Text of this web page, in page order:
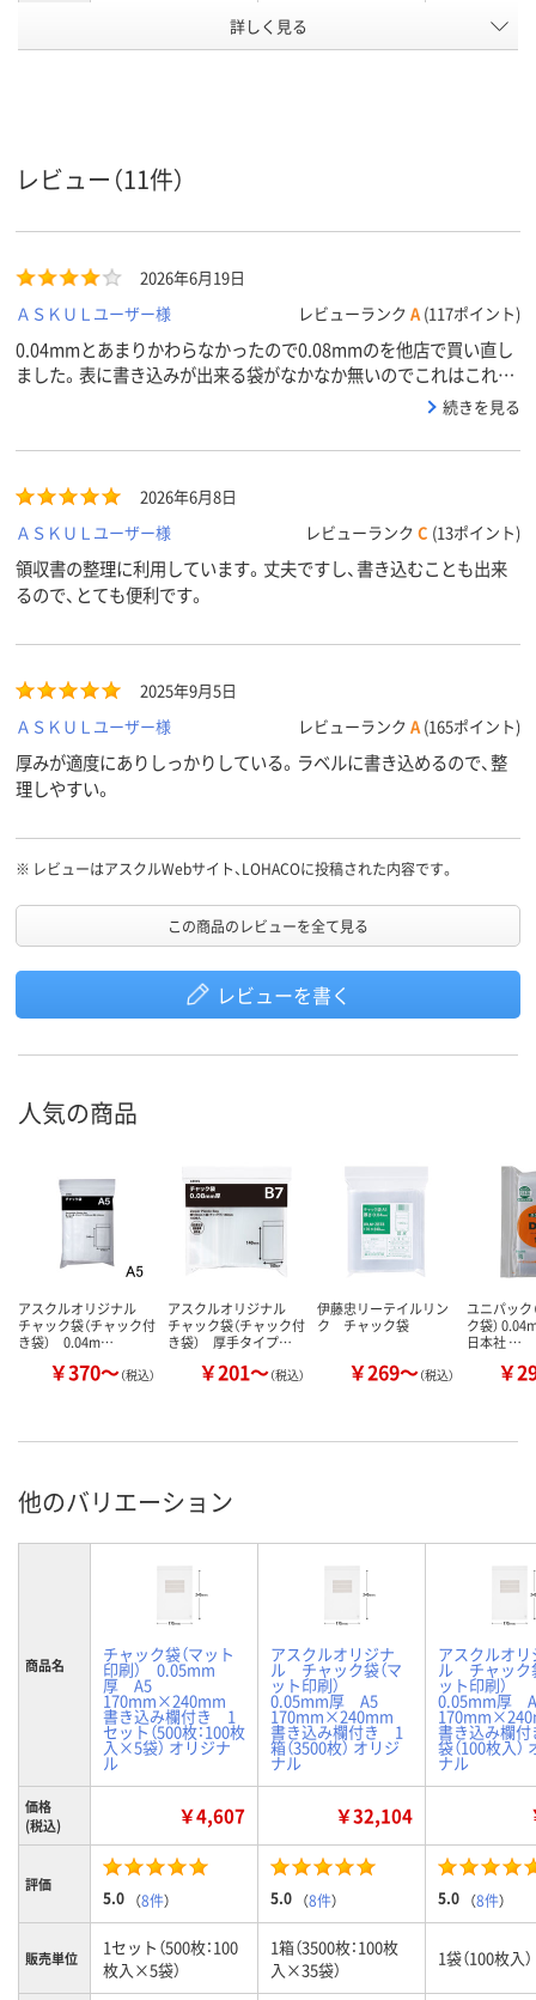
袋入り（吊しひもな
し）
袋入り（吊しひもな
し）
袋入り（吊し
し）
LDPE（ツルツルタイ
プ）
アスクル
スコア
詳しく見る
レビュー（11件）
2026年6月19日
ＡＳＫＵＬユーザー様
レビューランク A (117ポイント)
0.04mmとあまりかわらなかったので0.08mmのを他店で買い直し
ました。表に書き込みが出来る袋がなかなか無いのでこれはこれで
続きを見る
2026年6月8日
ＡＳＫＵＬユーザー様
レビューランク C (13ポイント)
領収書の整理に利用しています。丈夫ですし、書き込むことも出来
るので、とても便利です。
2025年9月5日
ＡＳＫＵＬユーザー様
レビューランク A (165ポイント)
厚みが適度にありしっかりしている。ラベルに書き込めるので、整
理しやすい。
※ レビューはアスクルWebサイト、LOHACOに投稿された内容です。
この商品のレビューを全て見る
レビューを書く
人気の商品
アスクルオリジナル
チャック袋（チャック付
き袋） 0.04m…
￥370～（税込）
アスクルオリジナル
チャック袋（チャック付
き袋） 厚手タイプ…
￥201～（税込）
伊藤忠リーテイルリン
ク チャック袋
￥269～（税込）
ユニパック
ク袋）
日本社 …
￥
他のバリエーション
商品名 チャック袋（マット
印刷） 0.05mm
厚 A5
170mm×240mm
書き込み欄付き 1
セット（500枚：100枚
入×5袋） オリジナ
ル
アスクルオリジナ
ル チャック袋（マ
ット印刷）
0.05mm厚 A5
170mm×240mm
書き込み欄付き 1
箱（3500枚） オリジ
ナル
アスクルオリ
ル チャック
ット印刷）
0.05mm厚
書き込み欄
袋（100枚入）
ナル
価格
(税込)
￥4,607 ￥32,104
評価
5.0 （8件） 5.0 （8件） 5.0 （8件）
販売単位
1セット（500枚：100
枚入×5袋）
1箱（3500枚：100枚
入×35袋）
1袋（100枚入）